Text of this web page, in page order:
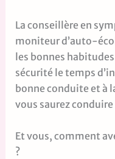
La conseillère en
moniteur d’auto-
les bonnes
sécurité le temps
bonne conduite et à
vous saurez
Et vous, comment
?